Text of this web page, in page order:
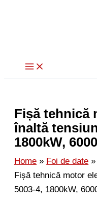
Fișă tehnică
înaltă
1800kW,
Home
Foi de date
Fișă tehnică motor
5003-4, 1800kW,